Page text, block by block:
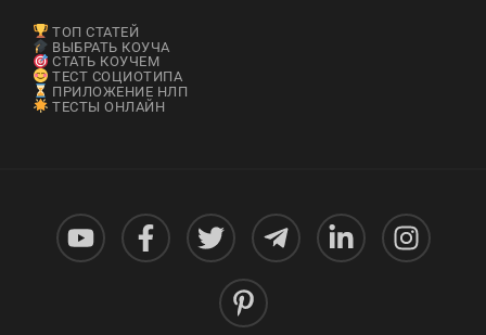
ТОП СТАТЕЙ
ВЫБРАТЬ КОУЧА
СТАТЬ КОУЧЕМ
ТЕСТ СОЦИОТИПА
ПРИЛОЖЕНИЕ НЛП
ТЕСТЫ ОНЛАЙН